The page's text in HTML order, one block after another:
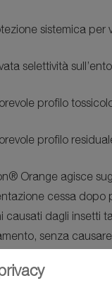
sistemica per
selettività
profilo
profilo
Orange agisce
cessa
causati dagli insetti
senza
di lunga durata